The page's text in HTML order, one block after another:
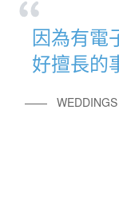
因為有電
好擅長的
——